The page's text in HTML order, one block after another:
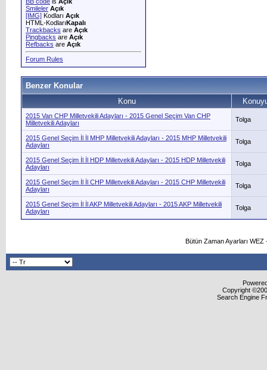
Smileler Açık
[IMG] Kodları Açık
HTML-KodlarıKapalı
Trackbacks are Açık
Pingbacks are Açık
Refbacks are Açık
Forum Rules
Benzer Konular
Konu
2015 Van CHP Milletvekili Adayları - 2015 Genel Seçim Van CHP
Milletvekili Adayları
Tolga
2015 Genel Seçim İl İl MHP Milletvekili Adayları - 2015 MHP Milletvekili
Adayları
Tolga
2015 Genel Seçim İl İl HDP Milletvekili Adayları - 2015 HDP Milletvekili
Adayları
Tolga
2015 Genel Seçim İl İl CHP Milletvekili Adayları - 2015 CHP Milletvekili
Adayları
Tolga
2015 Genel Seçim İl İl AKP Milletvekili Adayları - 2015 AKP Milletvekili
Adayları
Tolga
Bütün Zaman Ayarları
Copyright
Search Engine